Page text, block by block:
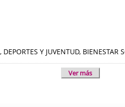
Y JUVENTUD,
Ver más